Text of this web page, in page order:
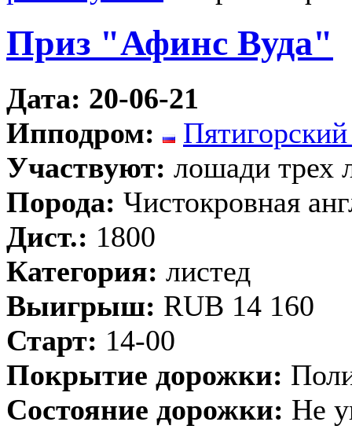
Приз "Афинс Вуда"
Дата: 20-06-21
Ипподром:
Участвуют: лошади трех
Порода: Чистокровная
Дист.: 1800
Категория: листед
Выигрыш: RUB 14 160
Старт: 14-00
Покрытие дорожки:
Состояние дорожки: Не